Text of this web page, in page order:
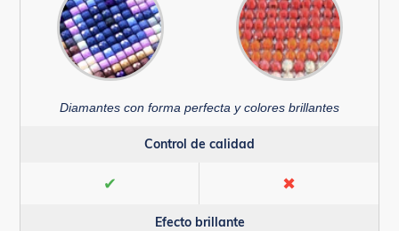
Diamantes con forma perfecta y colores brillantes
Control de calidad
✔ ✖
Efecto brillante